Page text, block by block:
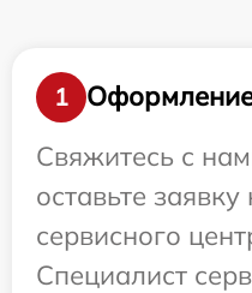
1
Свяжитесь с
оставьте заявку
сервисного
Специалист